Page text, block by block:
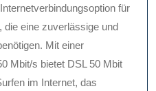
für
die eine zuverlässige und
Mit einer
Mbit/s bietet DSL 50 Mbit
im Internet, das